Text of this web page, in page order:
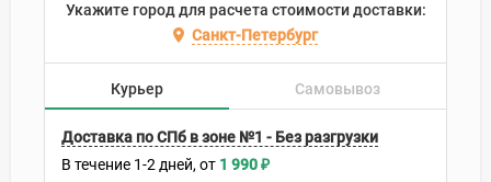
Укажите город для расчета стоимости доставки:
Санкт-Петербург
Курьер Самовывоз
Доставка по СПб в зоне №1 - Без разгрузки
В течение 1-2 дней 1 990₽